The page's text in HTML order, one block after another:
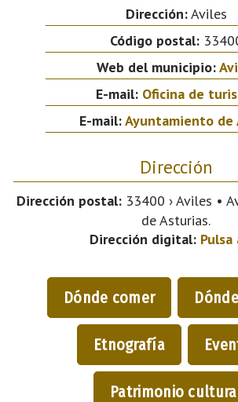
Dirección:Aviles
Código postal:
Web del municipio:
E-mail: Oficina de
E-mail:Ayuntamiento de
Dirección
Dirección postal:33400 › Aviles •
de Asturias.
Dirección digital: Pulsa
Dónde comer
Etnografía
Patrimonio